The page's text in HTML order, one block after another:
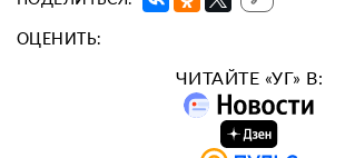
ОЦЕНИТЬ:
ЧИТАЙТЕ «УГ» В: